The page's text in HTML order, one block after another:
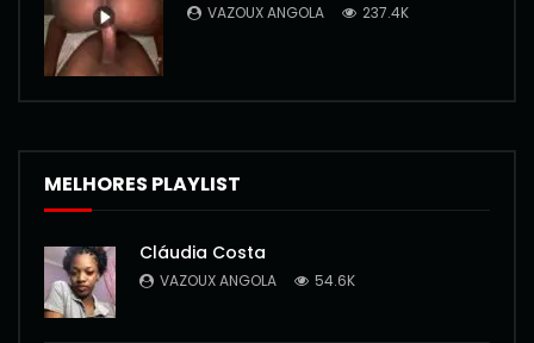
VAZOUX ANGOLA 237.4K
MELHORES PLAYLIST
Cláudia Costa
VAZOUX ANGOLA 54.6K